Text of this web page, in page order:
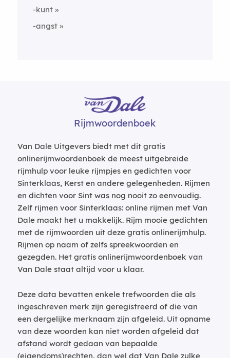
-kunt
-angst
Rijmwoordenboek
Van Dale Uitgevers biedt met dit gratis
onlinerijmwoordenboek de meest uitgebreide
rijmhulp voor leuke rijmpjes en gedichten voor
Sinterklaas, Kerst en andere gelegenheden. Rijmen
en dichten voor Sint was nog nooit zo eenvoudig.
Zelf rijmen voor Sinterklaas: online rijmen met Van
Dale maakt het u makkelijk. Rijm mooie gedichten
met de rijmwoorden uit deze gratis onlinerijmhulp.
Rijmen op naam of zelfs spreekwoorden en
gezegden. Het gratis onlinerijmwoordenboek van
Van Dale staat altijd voor u klaar.
Deze data bevatten enkele trefwoorden die als
ingeschreven merk zijn geregistreerd of die van
een dergelijke merknaam zijn afgeleid. Uit opname
van deze woorden kan niet worden afgeleid dat
afstand wordt gedaan van bepaalde
(eigendoms)rechten, dan wel dat Van Dale zulke